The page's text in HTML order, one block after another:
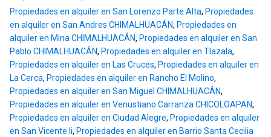
Propiedades en alquiler en San Lorenzo Parte Alta, Propiedades
en alquiler en San Andres CHIMALHUACÁN, Propiedades en
alquiler en Mina CHIMALHUACÁN, Propiedades en alquiler en San
Pablo CHIMALHUACÁN, Propiedades en alquiler en Tlazala,
Propiedades en alquiler en Las Cruces, Propiedades en alquiler en
La Cerca, Propiedades en alquiler en Rancho El Molino,
Propiedades en alquiler en San Miguel CHIMALHUACÁN,
Propiedades en alquiler en Venustiano Carranza CHICOLOAPAN,
Propiedades en alquiler en Ciudad Alegre, Propiedades en alquiler
en San Vicente Ii, Propiedades en alquiler en Barrio Santa Cecilia